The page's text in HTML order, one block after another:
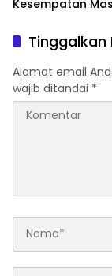
Kesempatan
Tinggalkan
Alamat email
wajib ditandai *